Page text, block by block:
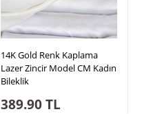
14K Gold Renk Kaplama
Lazer Zincir Model CM Kadın
Bileklik
389.90TL